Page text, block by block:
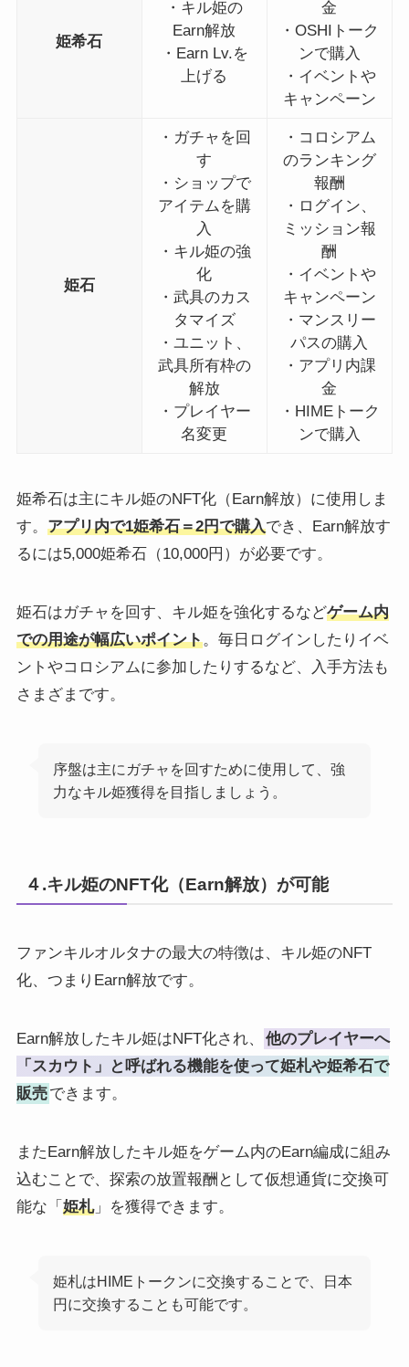
姫希石
・キル姫の
Earn解放
・Earn Lv.を
上げる
金
・OSHIトーク
ンで購入
・イベントや
キャンペーン
姫石
・ガチャを回
す
・ショップで
アイテムを購
入
・キル姫の強
化
・武具のカス
タマイズ
・ユニット、
武具所有枠の
解放
・プレイヤー
名変更
・コロシアム
のランキング
報酬
・ログイン、
ミッション報
酬
・イベントや
キャンペーン
・マンスリー
パスの購入
・アプリ内課
金
・HIMEトーク
ンで購入
姫希石は主にキル姫のNFT化（Earn解放）に使用しま
す。 アプリ内で1姫希石＝2円で購入でき、Earn解放す
るには5,000姫希石（10,000円）が必要です。
姫石はガチャを回す、キル姫を強化するなどゲーム内
での用途が幅広いポイント。毎日ログインしたりイベ
ントやコロシアムに参加したりするなど、入手方法も
さまざまです。
序盤は主にガチャを回すために使用して、強
力なキル姫獲得を目指しましょう。
４.キル姫のNFT化（Earn解放）が可能
ファンキルオルタナの最大の特徴は、キル姫のNFT
化、つまりEarn解放です。
Earn解放したキル姫はNFT化され、
他のプレイヤーへ
「スカウト」と呼ばれる機能を使って姫札や姫希石で
販売できます。
またEarn解放したキル姫をゲーム内のEarn編成に組み
込むことで、探索の放置報酬として仮想通貨に交換可
能な「 姫札」を獲得できます。
姫札はHIMEトークンに交換することで、日本
円に交換することも可能です。